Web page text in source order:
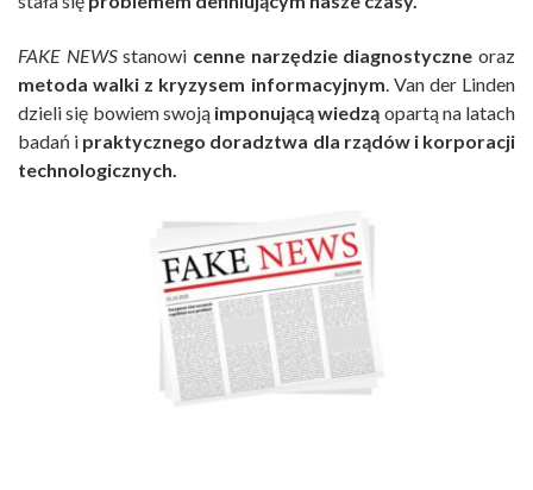
FAKE NEWSstanowi cenne narzędzie diagnostyczne oraz
metoda walki z kryzysem informacyjnym . Van der Linden
dzieli się bowiem swoją imponującąwiedzą opartą na latach
badań i praktycznego doradztwa dla rządów i korporacji
technologicznych.